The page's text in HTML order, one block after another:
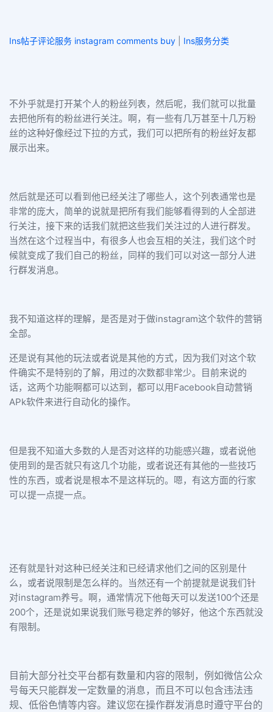
Ins帖子评论服务 instagram comments buy Ins服务分类
不外乎就是打开某个人的粉丝列表，然后呢，我们就可以批量
去把他所有的粉丝进行关注。啊，有一些有几万甚至十几万粉
丝的这种好像经过下拉的方式，我们可以把所有的粉丝好友都
展示出来。
然后就是还可以看到他已经关注了哪些人，这个列表通常也是
非常的庞大，简单的说就是把所有我们能够看得到的人全部进
行关注，接下来的话我们就把这些我们关注过的人进行群发。
当然在这个过程当中，有很多人也会互相的关注，我们这个时
候就变成了我们自己的粉丝，同样的我们可以对这一部分人进
行群发消息。
我不知道这样的理解，是否是对于做instagram这个软件的营销
全部。
还是说有其他的玩法或者说是其他的方式，因为我们对这个软
件确实不是特别的了解，用过的次数都非常少。目前来说的
话，这两个功能啊都可以达到，都可以用Facebook自动营销
APk软件来进行自动化的操作。
但是我不知道大多数的人是否对这样的功能感兴趣，或者说他
使用到的是否就只有这几个功能，或者说还有其他的一些技巧
性的东西，或者说是根本不是这样玩的。嗯，有这方面的行家
可以提一点提一点。
还有就是针对这种已经关注和已经请求他们之间的区别是什
么，或者说限制是怎么样的。当然还有一个前提就是说我们针
对instagram养号。啊，通常情况下他每天可以发送100个还是
200个，还是说如果说我们账号稳定养的够好，他这个东西就没
有限制。
目前大部分社交平台都有数量和内容的限制，例如微信公众
号每天只能群发一定数量的消息，而且不可以包含违法违
规、低俗色情等内容。建议您在操作群发消息时遵守平台的